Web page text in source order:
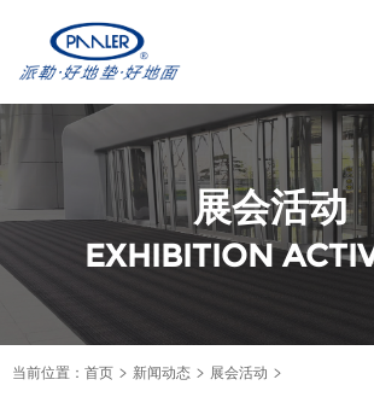
展会活动
EXHIBITION
当前位置： 首页 新闻动态 展会活动